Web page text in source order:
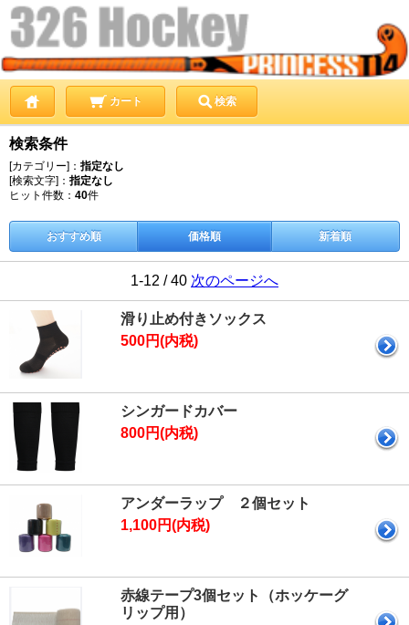
カート 検索
検索条件
[カテゴリー]： 指定なし
[検索文字]： 指定なし
ヒット件数： 40件
おすすめ順 価格順 新着順
1-12 / 40 次のページへ
滑り止め付きソックス
500円(内税)
シンガードカバー
800円(内税)
アンダーラップ ２個セット
1,100円(内税)
赤線テープ3個セット（ホッケーグ
リップ用）